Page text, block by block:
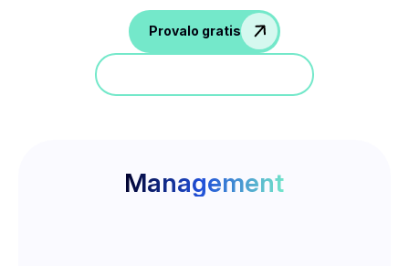
Provalo gratis
Management